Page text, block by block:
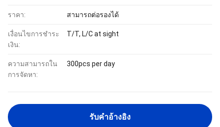
ราคา: สามารถต่อรองได้
เงื่อนไขการชำระ
เงิน:
T/T, L/C at sight
ความสามารถใน
การจัดหา:
300pcs per day
รับคําอ้างอิง